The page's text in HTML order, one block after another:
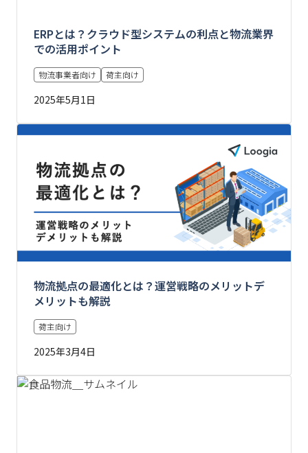
ERPとは？クラウド型システムの利点と物流業界
での活用ポイント
物流事業者向け 荷主向け
2025年5月1日
物流拠点の最適化とは？運営戦略のメリットデ
メリットも解説
荷主向け
2025年3月4日